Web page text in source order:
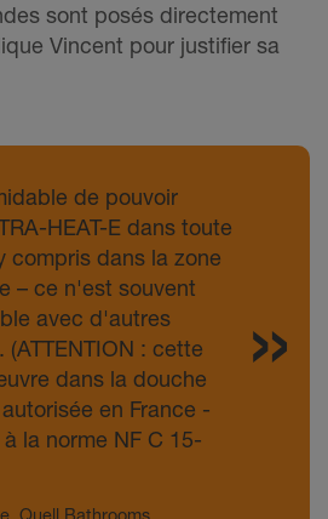
sont posés directement
Vincent pour justifier sa
de pouvoir
HEAT-E dans toute
compris dans la zone
– ce n'est souvent
avec d'autres
(ATTENTION : cette
dans la douche
en France -
la norme NF C 15-